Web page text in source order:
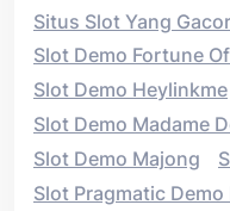
Situs Slot Yang Gacor
Slot Demo Fortune
Slot Demo Heylinkme
Slot Demo Madame
Slot Demo Majong
Slot Pragmatic Demo